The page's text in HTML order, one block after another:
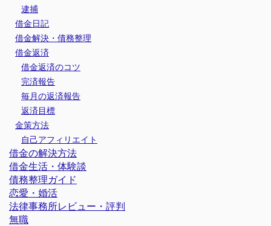
逮捕
借金日記
借金解決・債務整理
借金返済
借金返済のコツ
完済報告
毎月の返済報告
返済目標
金策方法
自己アフィリエイト
借金の解決方法
借金生活・体験談
債務整理ガイド
恋愛・婚活
法律事務所レビュー・評判
無職